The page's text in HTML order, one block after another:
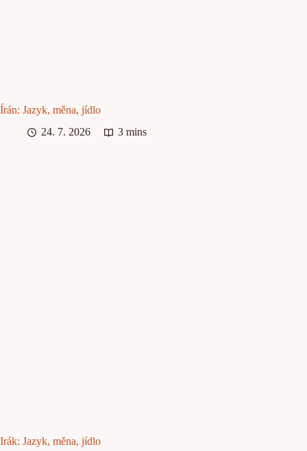
Írán: Jazyk, měna, jídlo
24. 7. 2026
3 mins
Irák: Jazyk, měna, jídlo